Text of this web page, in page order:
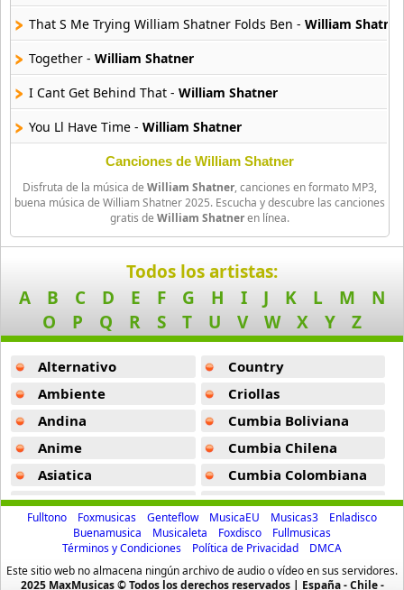
Bee Gees
29 músicas online
Ben Harper
11 músicas online
Black Guayaba
25 músicas online
110 músicas online
Blondie
10 músicas online
Boat
13 músicas online
50 músicas online
Boyz Ii Men
26 músicas online
Bryan Ferry
That S Me Trying William Shatner Folds Ben - William Shatner
Together - William Shatner
I Cant Get Behind That - William Shatner
You Ll Have Time - William Shatner
Canciones de William Shatner
Disfruta de la música de William Shatner, canciones en formato MP3,
buena música de William Shatner 2025. Escucha y descubre las canciones
gratis de William Shatneren línea.
Todos los artistas:
A
B C D E F G H I J K L M
N
O
P Q R S T U V W X Y Z
Alternativo
Ambiente
Andina
Anime
Asiatica
Atevip
Bachatas
Baladas
Baladas De Oro
Country
Criollas
Cumbia Boliviana
Cumbia Chilena
Cumbia Colombiana
Cumbia Ecuatoriana
Cumbia Mexicana
Cumbia Pop
Cumbia Surena
Fulltono Foxmusicas Genteflow MusicaEU Musicas3
Enladisco
Buenamusica
Musicaleta Foxdisco
Fullmusicas
Términos y Condiciones
Política de Privacidad
DMCA
Este sitio web no almacena ningún archivo de audio o vídeo en sus servidores.
2025 MaxMusicas © Todos los derechos reservados | España - Chile -